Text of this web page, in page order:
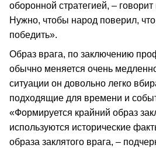
оборонной стратегией, –
Нужно, чтобы народ поверил,
победить».
Образ врага, по заключению
обычно меняется очень
ситуации он довольно легко
подходящие для времени и
«Формируется крайний образ
используются исторические
образа заклятого врага, –